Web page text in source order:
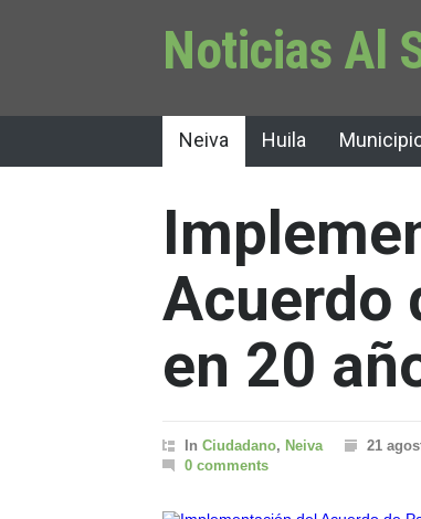
Noticias Al
Neiva Huila
Acuerdo
en 20
In Ciudadano, Neiva 21
0 comments